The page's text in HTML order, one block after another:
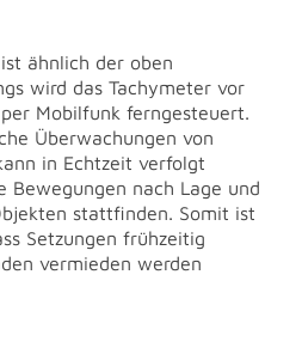
ähnlich der oben
wird das Tachymeter vor
Mobilfunk ferngesteuert.
Überwachungen von
in Echtzeit verfolgt
Bewegungen nach Lage und
stattfinden. Somit ist
Setzungen frühzeitig
vermieden werden